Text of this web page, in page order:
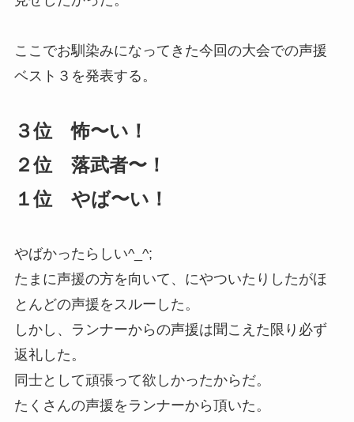
ここでお馴染みになってきた今回の大会での声援
ベスト３を発表する。
３位 怖〜い！
２位 落武者〜！
１位 やば〜い！
やばかったらしい^_^;
たまに声援の方を向いて、にやついたりしたがほ
とんどの声援をスルーした。
しかし、ランナーからの声援は聞こえた限り必ず
返礼した。
同士として頑張って欲しかったからだ。
たくさんの声援をランナーから頂いた。